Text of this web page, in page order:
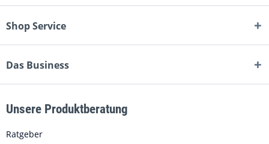
Shop Service
Das Business
Unsere Produktberatung
Ratgeber